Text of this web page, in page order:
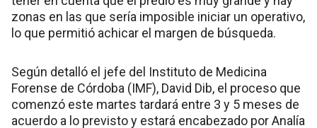
zonas en las que sería imposible iniciar un operativo,
lo que permitió achicar el margen de búsqueda.
Según detalló el jefe del Instituto de Medicina
Forense de Córdoba (IMF), David Dib, el proceso que
comenzó este martes tardará entre 3 y 5 meses de
acuerdo a lo previsto y estará encabezado por Analía